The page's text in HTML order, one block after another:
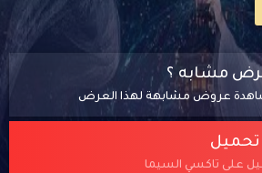
مشابه ؟
عروض مشابهة لهذا العرض
على تاكسي السيما